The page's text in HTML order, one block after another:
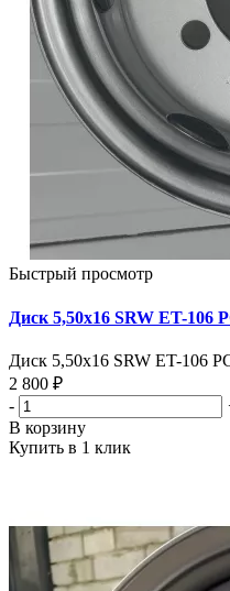
Быстрый просмотр
Диск 5,50х16 SRW ET-106
Диск 5,50х16 SRW ET-106
2 800 ₽
-
В корзину
Купить в 1 клик